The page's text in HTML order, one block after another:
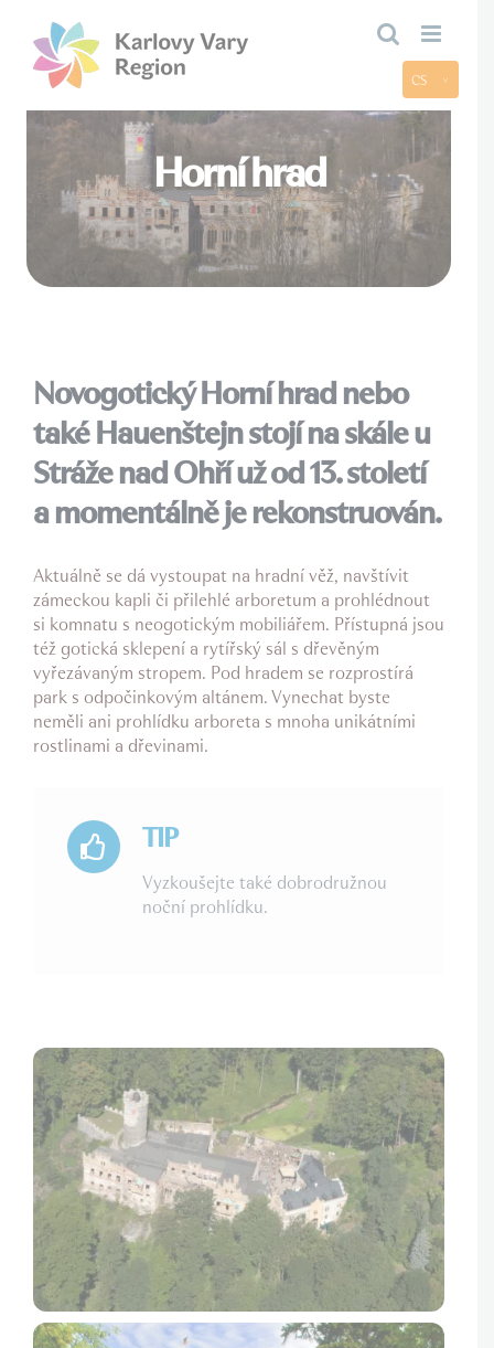
obsah
Horní hrad
Novogotický Horní hrad nebo
také Hauenštejn stojí na skále u
Stráže nad Ohří už od 13. století
a momentálně je rekonstruován.
Aktuálně se dá vystoupat na hradní věž, navštívit
zámeckou kapli či přilehlé arboretum a prohlédnout
si komnatu s neogotickým mobiliářem. Přístupná jsou
též gotická sklepení a rytířský sál s dřevěným
vyřezávaným stropem. Pod hradem se rozprostírá
park s odpočinkovým altánem. Vynechat byste
neměli ani prohlídku arboreta s mnoha unikátními
rostlinami a dřevinami.
TIP
Vyzkoušejte také dobrodružnou
noční prohlídku.
CS